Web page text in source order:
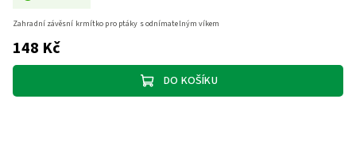
148 Kč
DO KOŠÍKU
Zahradní závěsní krmítko pro ptáky s odnímatelným víkem